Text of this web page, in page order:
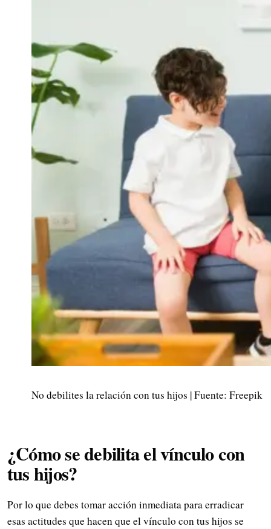
No debilites la relación con tus hijos | Fuente: Freepik
¿Cómo se debilita el vínculo con
tus hijos?
Por lo que debes tomar acción inmediata para erradicar
esas actitudes que hacen que el vínculo con tus hijos se